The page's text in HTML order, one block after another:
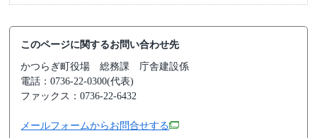
このページに関するお問い合わせ先
かつらぎ町役場総務課 庁舎建設係
電話：0736-22-0300(代表)
ファックス：0736-22-6432
メールフォームからお問合せする